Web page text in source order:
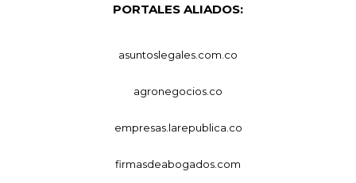
PORTALES ALIADOS:
asuntoslegales.com.co
agronegocios.co
empresas.larepublica.co
firmasdeabogados.com